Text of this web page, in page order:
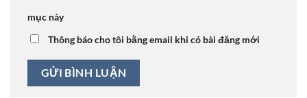
mục này
Thông báo cho tôi bằng email khi có bài đăng mới